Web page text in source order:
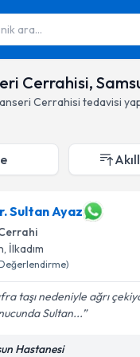
ara...
Cerrahisi,
Cerrahisi tedavisi
Sultan Ayaz
, İlkadım
taşı nedeniyle ağrı
Sultan...
Hastanesi